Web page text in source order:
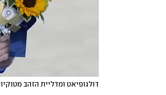
דולגופיאט ומדליית הזהב מטוקיו